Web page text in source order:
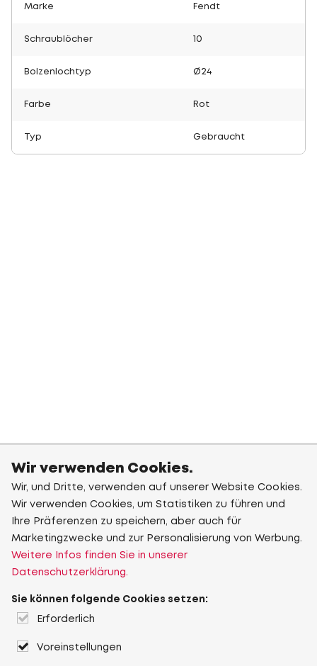
Marke Fendt
Schraublöcher 10
Bolzenlochtyp Ø24
Farbe Rot
Typ Gebraucht
Wir verwenden Cookies.
Wir, und Dritte, verwenden auf unserer Website Cookies.
Wir verwenden Cookies, um Statistiken zu führen und
Ihre Präferenzen zu speichern, aber auch für
Marketingzwecke und zur Personalisierung von Werbung.
Weitere Infos finden Sie in unserer
Datenschutzerklärung.
Sie können folgende Cookies setzen:
Erforderlich
Voreinstellungen